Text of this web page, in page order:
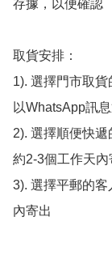
存據，以便確認
取貨安排：
1). 選擇門市取
以WhatsApp訊
2). 選擇順便快
約2-3個工作天內
3). 選擇平郵的
內寄出